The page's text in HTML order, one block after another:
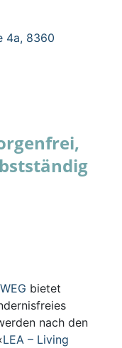
4a, 8360
bietet
nach den
LEA – Living